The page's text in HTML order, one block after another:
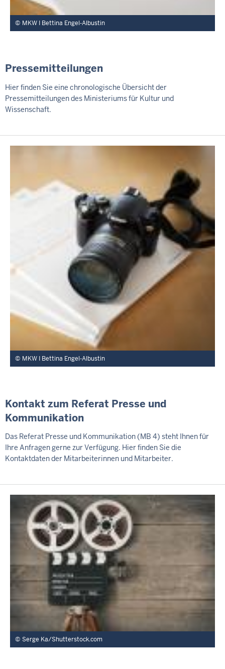
MKW I Bettina Engel-Albustin
Pressemitteilungen
Hier finden Sie eine chronologische Übersicht der
Pressemitteilungen des Ministeriums für Kultur und
Wissenschaft.
MKW I Bettina Engel-Albustin
Kontakt zum Referat Presse und
Kommunikation
Das Referat Presse und Kommunikation (MB 4) steht Ihnen für
Ihre Anfragen gerne zur Verfügung. Hier finden Sie die
Kontaktdaten der Mitarbeiterinnen und Mitarbeiter.
Serge Ka/Shutterstock.com